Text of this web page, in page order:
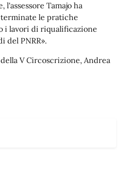
Tamajo ha
le pratiche
i lavori di riqualificazione
del PNRR».
V Circoscrizione, Andrea